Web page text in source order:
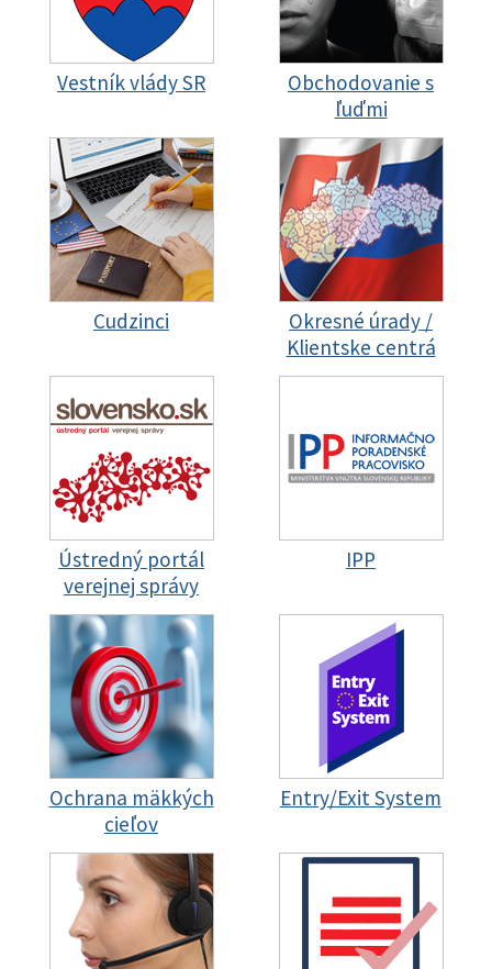
Vestník vlády SR
Obchodovanie s
ľuďmi
Cudzinci
Okresné úrady /
Klientske centrá
Ústredný portál
verejnej správy
IPP
Ochrana mäkkých
cieľov
Entry/Exit System